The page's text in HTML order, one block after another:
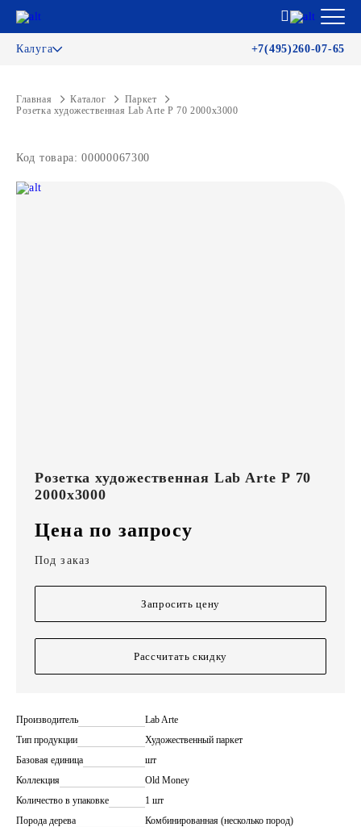
Калуга +7(495)260-07-65
Главная Каталог
Паркет
Розетка художественная Lab Arte Р 70 2000х3000
Код товара: 00000067300
Розетка художественная Lab Arte Р 70
2000х3000
Цена по запросу
Под заказ
Запросить цену
Рассчитать скидку
Производитель
Lab Arte
Тип продукции
Художественный паркет
Базовая единица
шт
Коллекция
Old Money
Количество в упаковке
1 шт
Порода дерева
Комбинированная (несколько пород)